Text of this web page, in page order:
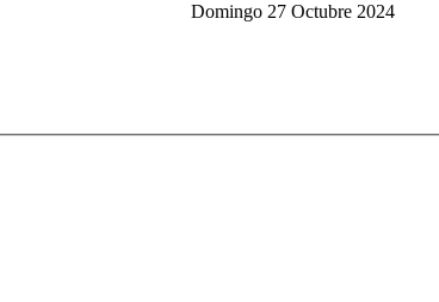
Domingo 27 Octubre 2024